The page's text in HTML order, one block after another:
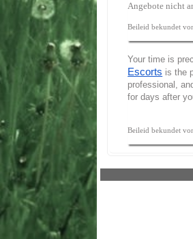
Angebote nicht
Beileid bekundet
Your time is
Escorts is the
professional,
for days after
Beileid bekundet